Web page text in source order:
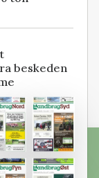
beskeden